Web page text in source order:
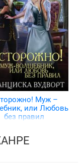
Муж –
или Любовь
без правил